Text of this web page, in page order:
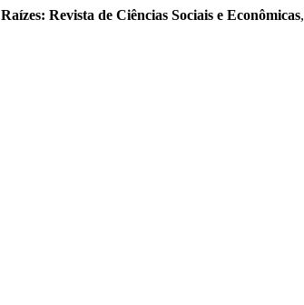
Raízes: Revista de Ciências Sociais e Econômicas,